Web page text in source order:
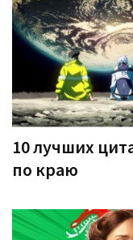
10 лучших
по краю